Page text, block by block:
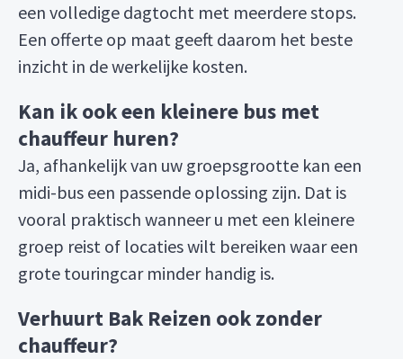
een volledige dagtocht met meerdere stops.
Een offerte op maat geeft daarom het beste
inzicht in de werkelijke kosten.
Kan ik ook een kleinere bus met
chauffeur huren?
Ja, afhankelijk van uw groepsgrootte kan een
midi-bus een passende oplossing zijn. Dat is
vooral praktisch wanneer u met een kleinere
groep reist of locaties wilt bereiken waar een
grote touringcar minder handig is.
Verhuurt Bak Reizen ook zonder
chauffeur?